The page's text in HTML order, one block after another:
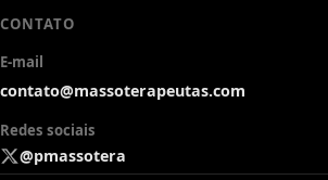
CONTATO
E-mail
contato@massoterapeutas.com
Redes sociais
@pmassotera